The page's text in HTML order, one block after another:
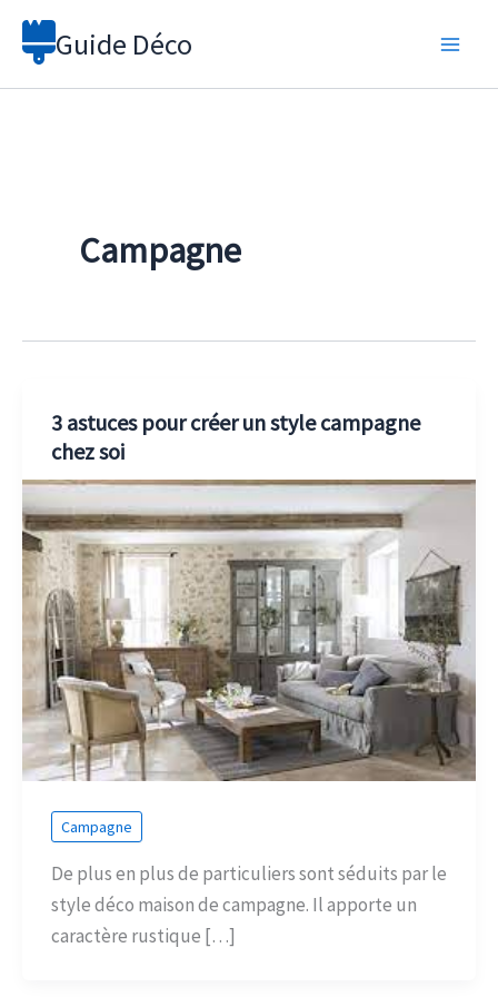
Aller
Guide Déco
Campagne
3 astuces pour créer un style campagne
chez soi
Campagne
De plus en plus de particuliers sont séduits par le
style déco maison de campagne. Il apporte un
caractère rustique […]